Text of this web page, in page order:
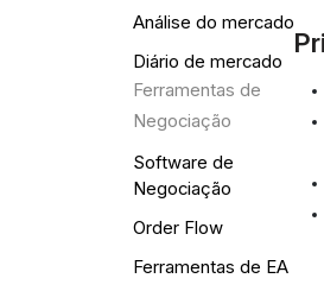
Análise do mercado
Diário de mercado
Ferramentas de
Negociação
Software de
Negociação
Order Flow
Ferramentas de EA